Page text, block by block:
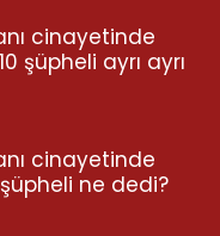
cinayetinde
şüpheli ayrı ayrı
cinayetinde
ne dedi?